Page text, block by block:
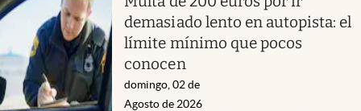
demasiado lento en autopista: el
límite mínimo que pocos
conocen
domingo, 02 de
Agosto de 2026